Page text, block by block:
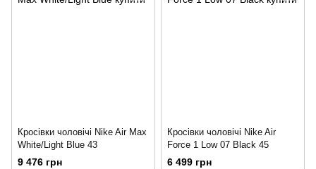
Кросівки чоловічі Nike Air Max
White/Light Blue 43
9 476 грн
Кросівки чоловічі Nike Air
Force 1 Low 07 Black 45
6 499 грн